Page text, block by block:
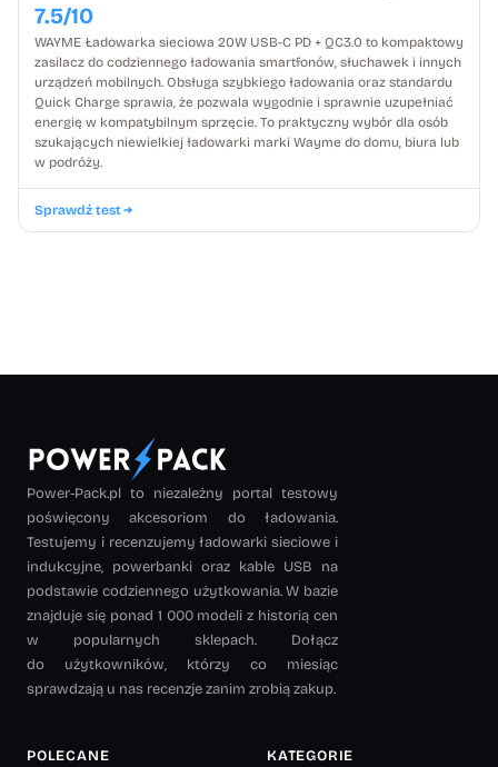
7.5/10
WAYME Ładowarka sieciowa 20W USB-C PD + QC3.0 to kompaktowy
zasilacz do codziennego ładowania smartfonów, słuchawek i innych
urządzeń mobilnych. Obsługa szybkiego ładowania oraz standardu
Quick Charge sprawia, że pozwala wygodnie i sprawnie uzupełniać
energię w kompatybilnym sprzęcie. To praktyczny wybór dla osób
szukających niewielkiej ładowarki marki Wayme do domu, biura lub
w podróży.
Sprawdź test
Power-Pack.pl to niezależny portal testowy
poświęcony akcesoriom do ładowania.
Testujemy i recenzujemy ładowarki sieciowe i
indukcyjne, powerbanki oraz kable USB na
podstawie codziennego użytkowania. W bazie
znajduje się ponad 1 000 modeli z historią cen
w popularnych sklepach. Dołącz
do użytkowników, którzy co miesiąc
sprawdzają u nas recenzje zanim zrobią zakup.
POLECANE KATEGORIE